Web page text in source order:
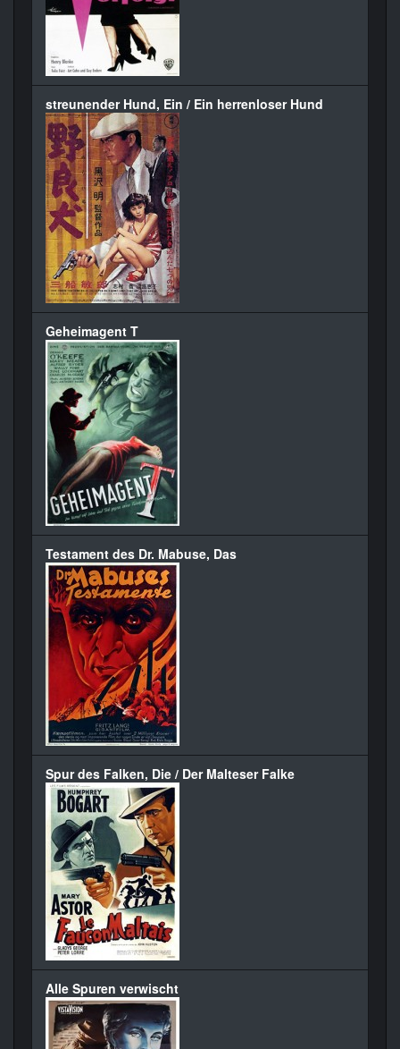
streunender Hund, Ein / Ein herrenloser Hund
Geheimagent T
Testament des Dr. Mabuse, Das
Spur des Falken, Die / Der Malteser Falke
Alle Spuren verwischt